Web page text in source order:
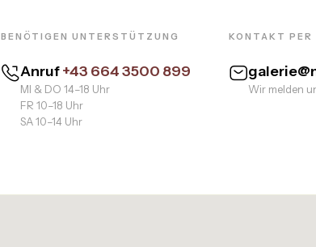
BENÖTIGEN UNTERSTÜTZUNG
Anruf+43 664 3500 899
MI & DO 14–18 Uhr
FR 10–18 Uhr
SA 10–14 Uhr
KONTAKT PER
Wir melden